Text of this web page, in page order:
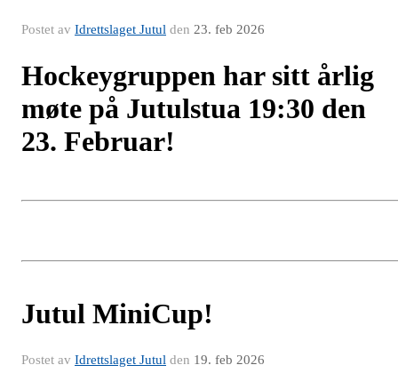
Postet av Idrettslaget Jutul den 23. feb 2026
Hockeygruppen har sitt årlig
møte på Jutulstua 19:30 den
23. Februar!
Jutul MiniCup!
Postet av Idrettslaget Jutul den 19. feb 2026